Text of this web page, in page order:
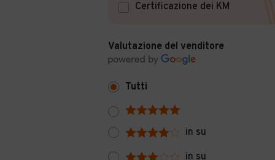
Certificazione dei KM
Valutazione del venditore
Tutti
in su
in su